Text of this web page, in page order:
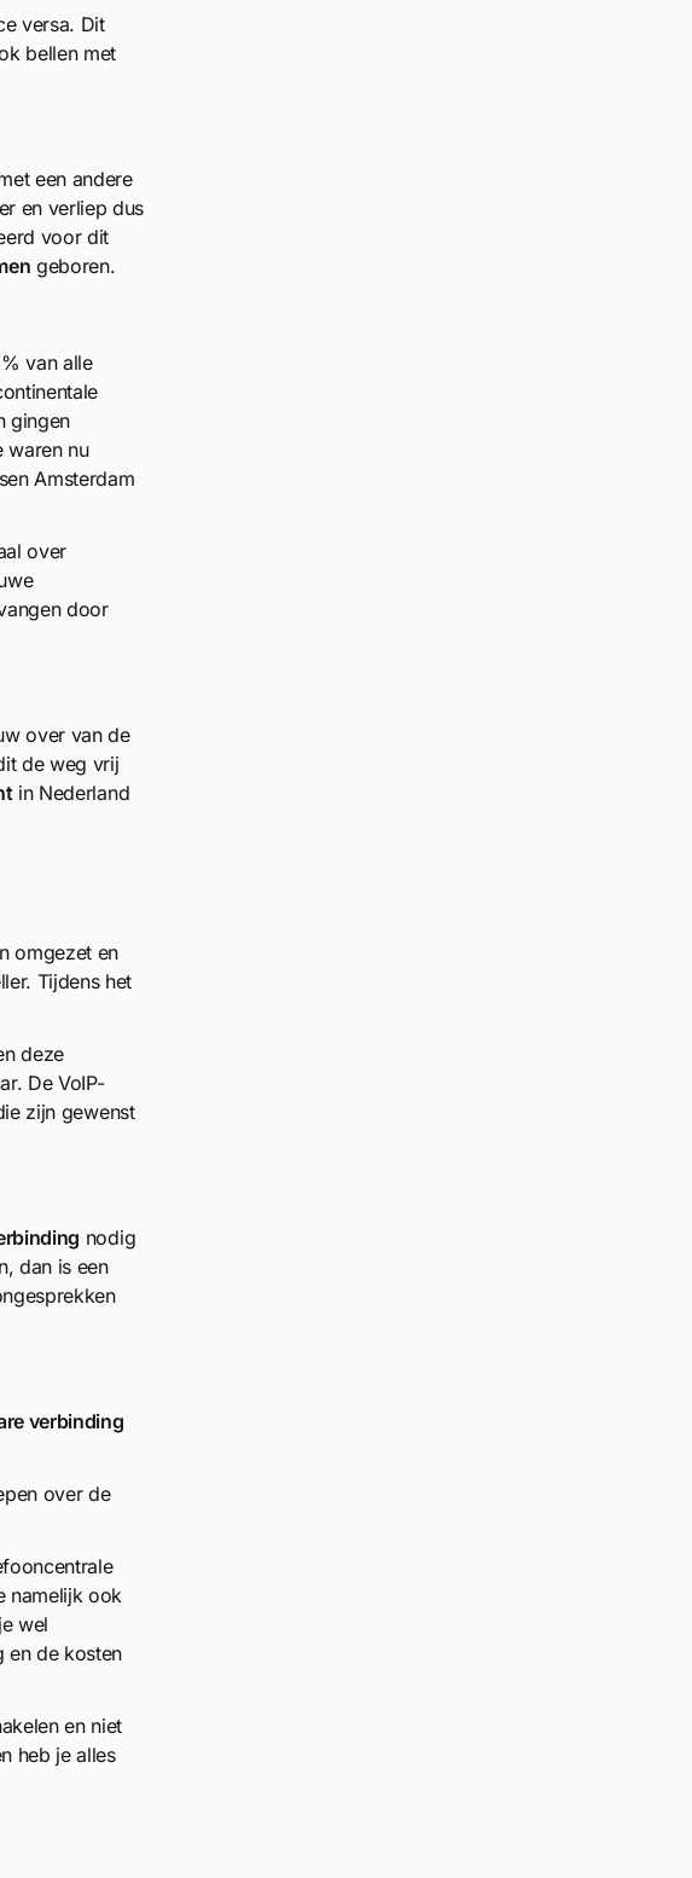
versa. Dit
bellen met
een andere
en verliep dus
voor dit
geboren.
van alle
gingen
waren nu
Amsterdam
over
door
over van de
de weg vrij
in Nederland
omgezet en
Tijdens het
deze
De VoIP-
zijn gewenst
nodig
dan is een
verbinding
over de
namelijk ook
wel
en de kosten
en niet
heb je alles